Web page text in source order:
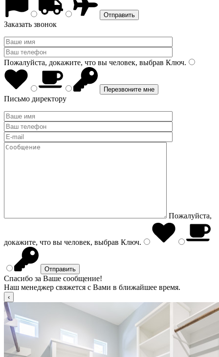
Заказать звонок
Пожалуйста, докажите, что вы человек, выбрав Ключ.
Письмо директору
Пожалуйста,
докажите, что вы человек, выбрав Ключ.
Спасибо за Ваше сообщение!
Наш менеджер свяжется с Вами в ближайшее время.